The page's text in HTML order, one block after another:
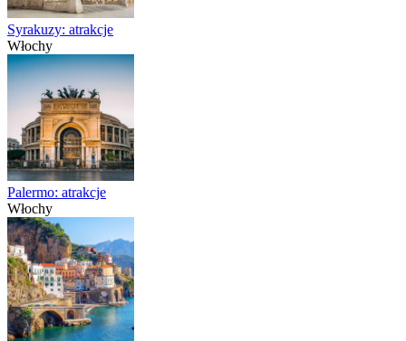
Syrakuzy: atrakcje
Włochy
Palermo: atrakcje
Włochy